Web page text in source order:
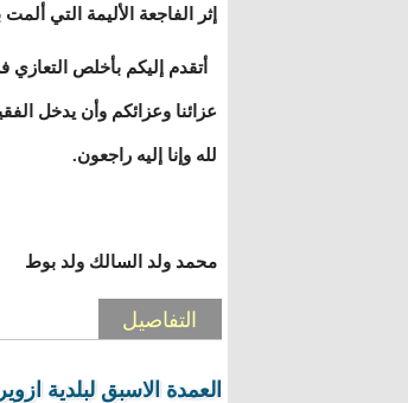
إثر الفاجعة الأليمة التي
أتقدم إليكم بأخلص
عزائنا وعزائكم وأن يدخل
لله وإنا إليه راجعون.
محمد ولد السالك ولد بوط
التفاصيل
العمدة الاسبق لبلدية